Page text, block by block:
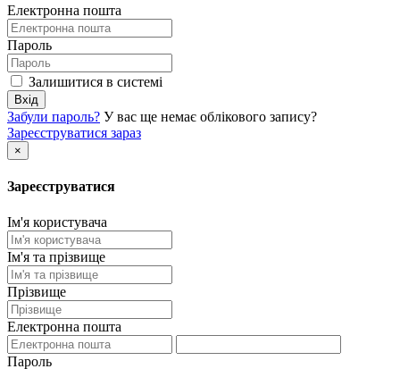
Електронна пошта
Пароль
Залишитися в системі
Вхід
Забули пароль? У вас ще немає облікового запису?
Зареєструватися зараз
×
Зареєструватися
Ім'я користувача
Ім'я та прізвище
Прізвище
Електронна пошта
Пароль